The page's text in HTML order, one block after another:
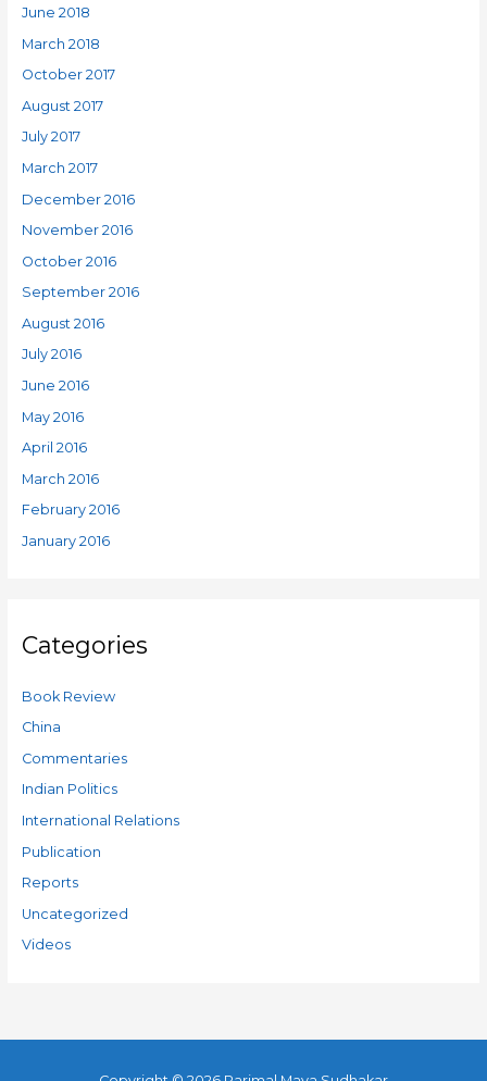
June 2018
March 2018
October 2017
August 2017
July 2017
March 2017
December 2016
November 2016
October 2016
September 2016
August 2016
July 2016
June 2016
May 2016
April 2016
March 2016
February 2016
January 2016
Categories
Book Review
China
Commentaries
Indian Politics
International Relations
Publication
Reports
Uncategorized
Videos